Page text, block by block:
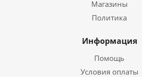
Магазины
Политика
Информация
Помощь
Условия оплаты